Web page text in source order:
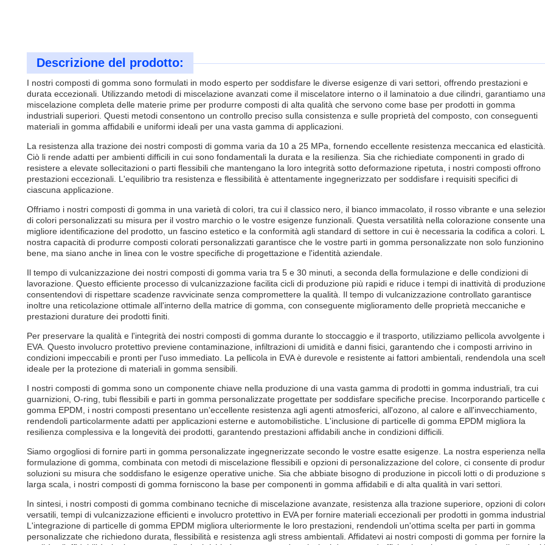
Descrizione del prodotto:
I nostri composti di gomma sono formulati in modo esperto per soddisfare le diverse esigenze di vari settori, offrendo prestazioni e
durata eccezionali. Utilizzando metodi di miscelazione avanzati come il miscelatore interno o il laminatoio a due cilindri, garantiamo una
miscelazione completa delle materie prime per produrre composti di alta qualità che servono come base per prodotti in gomma
industriali superiori. Questi metodi consentono un controllo preciso sulla consistenza e sulle proprietà del composto, con conseguenti
materiali in gomma affidabili e uniformi ideali per una vasta gamma di applicazioni.
La resistenza alla trazione dei nostri composti di gomma varia da 10 a 25 MPa, fornendo eccellente resistenza meccanica ed elasticità.
Ciò li rende adatti per ambienti difficili in cui sono fondamentali la durata e la resilienza. Sia che richiediate componenti in grado di
resistere a elevate sollecitazioni o parti flessibili che mantengano la loro integrità sotto deformazione ripetuta, i nostri composti offrono
prestazioni eccezionali. L'equilibrio tra resistenza e flessibilità è attentamente ingegnerizzato per soddisfare i requisiti specifici di
ciascuna applicazione.
Offriamo i nostri composti di gomma in una varietà di colori, tra cui il classico nero, il bianco immacolato, il rosso vibrante e una
di colori personalizzati su misura per il vostro marchio o le vostre esigenze funzionali. Questa versatilità nella colorazione consente una
migliore identificazione del prodotto, un fascino estetico e la conformità agli standard di settore in cui è necessaria la codifica a colori.
nostra capacità di produrre composti colorati personalizzati garantisce che le vostre parti in gomma personalizzate non solo funzionino
bene, ma siano anche in linea con le vostre specifiche di progettazione e l'identità aziendale.
Il tempo di vulcanizzazione dei nostri composti di gomma varia tra 5 e 30 minuti, a seconda della formulazione e delle condizioni di
lavorazione. Questo efficiente processo di vulcanizzazione facilita cicli di produzione più rapidi e riduce i tempi di inattività di
consentendovi di rispettare scadenze ravvicinate senza compromettere la qualità. Il tempo di vulcanizzazione controllato garantisce
inoltre una reticolazione ottimale all'interno della matrice di gomma, con conseguente miglioramento delle proprietà meccaniche e
prestazioni durature dei prodotti finiti.
Per preservare la qualità e l'integrità dei nostri composti di gomma durante lo stoccaggio e il trasporto, utilizziamo pellicola avvolgente
EVA. Questo involucro protettivo previene contaminazione, infiltrazioni di umidità e danni fisici, garantendo che i composti arrivino in
condizioni impeccabili e pronti per l'uso immediato. La pellicola in EVA è durevole e resistente ai fattori ambientali, rendendola una
ideale per la protezione di materiali in gomma sensibili.
I nostri composti di gomma sono un componente chiave nella produzione di una vasta gamma di prodotti in gomma industriali, tra cui
guarnizioni, O-ring, tubi flessibili e parti in gomma personalizzate progettate per soddisfare specifiche precise. Incorporando particelle
gomma EPDM, i nostri composti presentano un'eccellente resistenza agli agenti atmosferici, all'ozono, al calore e all'invecchiamento,
rendendoli particolarmente adatti per applicazioni esterne e automobilistiche. L'inclusione di particelle di gomma EPDM migliora la
resilienza complessiva e la longevità dei prodotti, garantendo prestazioni affidabili anche in condizioni difficili.
Siamo orgogliosi di fornire parti in gomma personalizzate ingegnerizzate secondo le vostre esatte esigenze. La nostra esperienza nella
formulazione di gomma, combinata con metodi di miscelazione flessibili e opzioni di personalizzazione del colore, ci consente di
soluzioni su misura che soddisfano le esigenze operative uniche. Sia che abbiate bisogno di produzione in piccoli lotti o di produzione
larga scala, i nostri composti di gomma forniscono la base per componenti in gomma affidabili e di alta qualità in vari settori.
In sintesi, i nostri composti di gomma combinano tecniche di miscelazione avanzate, resistenza alla trazione superiore, opzioni di
versatili, tempi di vulcanizzazione efficienti e involucro protettivo in EVA per fornire materiali eccezionali per prodotti in gomma
L'integrazione di particelle di gomma EPDM migliora ulteriormente le loro prestazioni, rendendoli un'ottima scelta per parti in gomma
personalizzate che richiedono durata, flessibilità e resistenza agli stress ambientali. Affidatevi ai nostri composti di gomma per fornire la